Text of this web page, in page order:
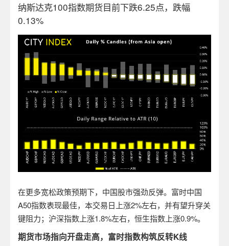
纳斯达克100指数期货目前下跌6.25点，跌幅
0.13%
在更多宽松政策预期下，中国股市强劲反弹。富时中国
A50指数表现最佳，本交易日上涨2%左右，并有望升穿关
键阻力；沪深指数上涨1.8%左右，恒生指数上涨0.9%。
期货市场指向开盘走高，富时指数构筑反转K线